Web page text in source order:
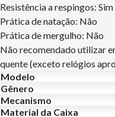
Resistência a respingos: Sim
Prática de natação: Não
Prática de mergulho: Não
Não recomendado utilizar
quente (exceto relógios
Modelo
Gênero
Mecanismo
Material da Caixa